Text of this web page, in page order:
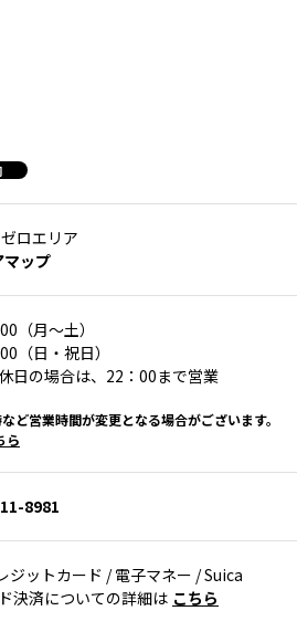
ロエリア
マップ
（月～土）
（日・祝日）
日の場合は、22：00まで営業
ど営業時間が変更となる場合がございます。
ら
8981
ジットカード / 電子マネー / Suica
決済についての詳細は こちら